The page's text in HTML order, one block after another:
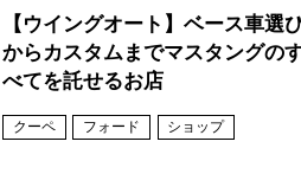
【ウイングオート】ベース車選
からカスタムまでマスタングの
べてを託せるお店
クーペ フォード ショップ